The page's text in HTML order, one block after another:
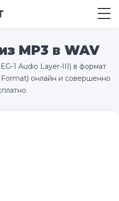
MP3 в WAV
1 Audio Layer-III) в формат
онлайн и совершенно